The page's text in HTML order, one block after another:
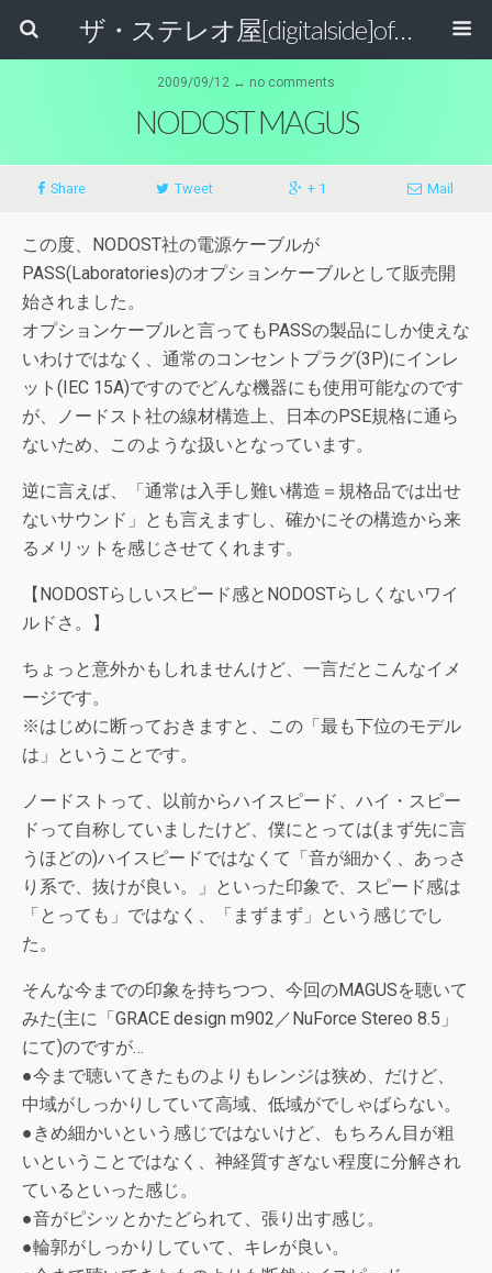
ザ・ステレオ屋[digitalside]official blog.
2009/09/12 ↔ no comments
NODOST MAGUS
Share Tweet + 1 Mail
この度、NODOST社の電源ケーブルが
PASS(Laboratories)のオプションケーブルとして販売開
始されました。
オプションケーブルと言ってもPASSの製品にしか使えな
いわけではなく、通常のコンセントプラグ(3P)にインレ
ット(IEC 15A)ですのでどんな機器にも使用可能なのです
が、ノードスト社の線材構造上、日本のPSE規格に通ら
ないため、このような扱いとなっています。
逆に言えば、「通常は入手し難い構造＝規格品では出せ
ないサウンド」とも言えますし、確かにその構造から来
るメリットを感じさせてくれます。
【NODOSTらしいスピード感とNODOSTらしくないワイ
ルドさ。】
ちょっと意外かもしれませんけど、一言だとこんなイメ
ージです。
※はじめに断っておきますと、この「最も下位のモデル
は」ということです。
ノードストって、以前からハイスピード、ハイ・スピー
ドって自称していましたけど、僕にとっては(まず先に言
うほどの)ハイスピードではなくて「音が細かく、あっさ
り系で、抜けが良い。」といった印象で、スピード感は
「とっても」ではなく、「まずまず」という感じでし
た。
そんな今までの印象を持ちつつ、今回のMAGUSを聴いて
みた(主に「GRACE design m902／NuForce Stereo 8.5」
にて)のですが…
●今まで聴いてきたものよりもレンジは狭め、だけど、
中域がしっかりしていて高域、低域がでしゃばらない。
●きめ細かいという感じではないけど、もちろん目が粗
いということではなく、神経質すぎない程度に分解され
ているといった感じ。
●音がピシッとかたどられて、張り出す感じ。
●輪郭がしっかりしていて、キレが良い。